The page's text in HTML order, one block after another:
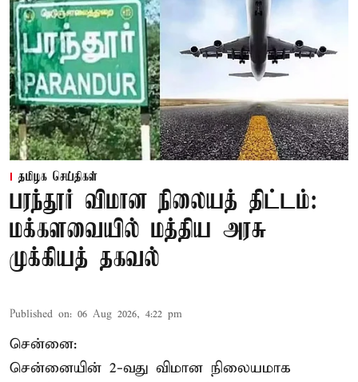
தமிழக செய்திகள்
பரந்தூர் விமான நிலையத் திட்டம்:
மக்களவையில் மத்திய அரசு
முக்கியத் தகவல்
Published on: 06 Aug 2026, 4:22 pm
சென்னை:
சென்னையின் 2-வது விமான நிலையமாக